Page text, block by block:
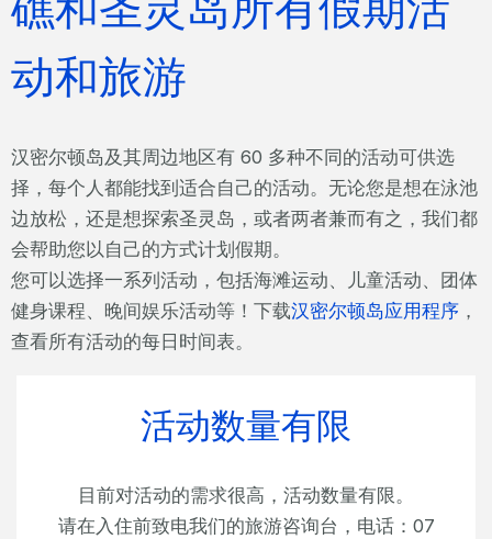
动和旅游
汉密尔顿岛及其周边地区有 60 多种不同的活动可供选
择，每个人都能找到适合自己的活动。无论您是想在泳池
边放松，还是想探索圣灵岛，或者两者兼而有之，我们都
会帮助您以自己的方式计划假期。
您可以选择一系列活动，包括海滩运动、儿童活动、团体
健身课程、晚间娱乐活动等！下载汉密尔顿岛应用程序 ，
查看所有活动的每日时间表。
活动数量有限
目前对活动的需求很高，活动数量有限。
请在入住前致电我们的旅游咨询台，电话：07